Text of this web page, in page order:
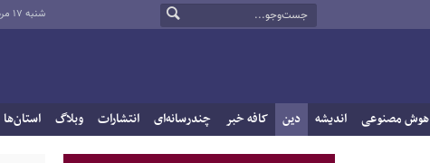
شنبه ۱۷ مرداد ۱۴۰۵
هوش مصنوعی اندیشه دین کافه خبر چندرسانه‌ای انتشارات وبلاگ استان‌ها